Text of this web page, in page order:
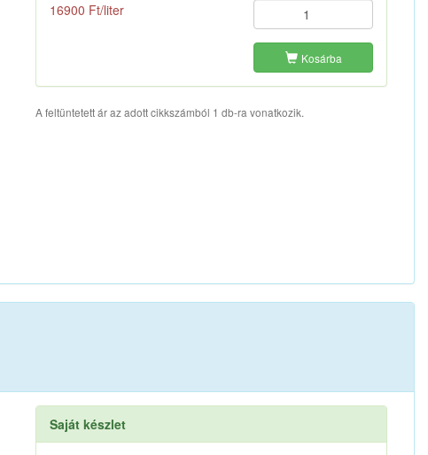
16900 Ft/liter
Kosárba
A feltüntetett ár az adott cikkszámból 1 db-ra vonatkozik.
Saját készlet